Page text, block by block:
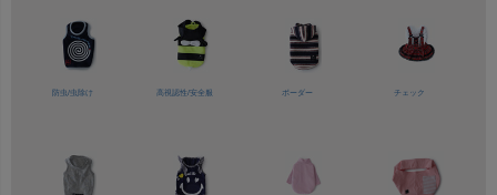
防虫/虫除け 高視認性/安全服 ボーダー チェック